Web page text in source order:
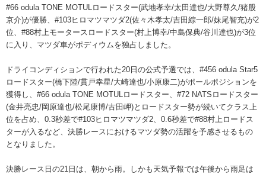
#66 odula TONE MOTULロードスター(武地孝幸/太田達也/大野尊久/猪股
京介)が優勝、#103ヒロマツマツダ2(佐々木孝太/吉田綜一郎/妹尾智充)が2
位、#88村上モータースロードスター(村上博幸/中島保典/谷川達也)が3位
に入り、マツダ車がポディウムを独占しました。
ドライコンディションで行われた20日の公式予選では、#456 odula Star5
ロードスター(橋下陸/貫戸幸星/大崎達也/小原康二)がポールポジションを
獲得し、#66 odula TONE MOTULロードスター、#72 NATSロードスター
(金井亮忠/岡原達也/松尾康博/古田岬)とロードスター勢が続いてクラス上
位を占め、0.3秒差で#103ヒロマツマツダ2、0.6秒差で#88村上ロードス
ターが入るなど、決勝レースにおけるマツダ勢の活躍を予感させるもの
となりました。
決勝レース日の21日は、朝から雨。しかも天気予報では午後から雨足は